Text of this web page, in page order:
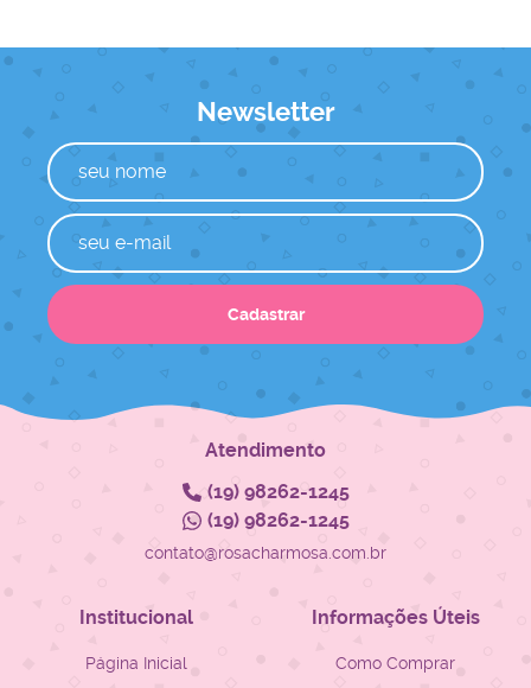
Newsletter
Cadastrar
Atendimento
(19)98262-1245
(19)98262-1245
contato@rosacharmosa.com.br
Institucional
Página Inicial
Informações Úteis
Como Comprar